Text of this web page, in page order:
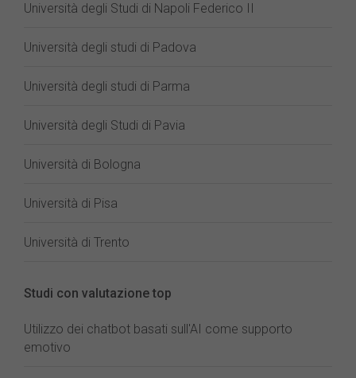
Università degli Studi di Napoli Federico II
Università degli studi di Padova
Università degli studi di Parma
Università degli Studi di Pavia
Università di Bologna
Università di Pisa
Università di Trento
Studi con valutazione top
Utilizzo dei chatbot basati sull'AI come supporto
emotivo